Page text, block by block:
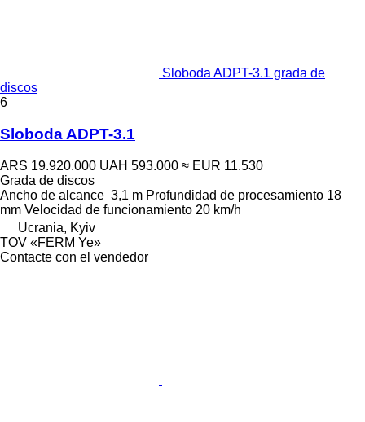
Sloboda ADPT-3.1 grada de
discos
6
Sloboda ADPT-3.1
ARS 19.920.000 UAH 593.000 ≈ EUR 11.530
Grada de discos
Ancho de alcance 3,1 m Profundidad de procesamiento 18
mm Velocidad de funcionamiento 20 km/h
Ucrania, Kyiv
TOV «FERM Ye»
Contacte con el vendedor